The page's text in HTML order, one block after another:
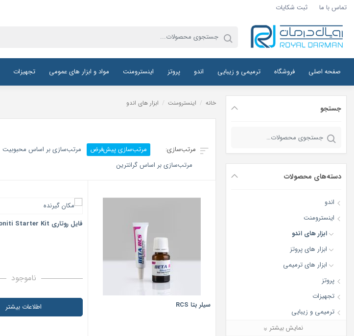
تماس با ما ثبت شکایات
صفحه اصلی فروشگاه ترمیمی و زیبایی اندو پروتز اینسترومنت مواد و ابزار های عمومی تجهیزات
جستجو
جستجو
دسته‌های محصولات
اندو
اینسترومنت
ابزار های اندو
ابزار های پروتز
ابزار های ترمیمی
پروتز
تجهیزات
ترمیمی و زیبایی
سایر محصولاتنمایش بیشتر
خانه / اینسترومنت / ابزار های اندو
مرتب‌سازی پیش‌فرض
مرتب‌سازی بر اساس محبوبیت
مرتب‌سازی بر اساس گرانترین
سیلر بتا RCS
فایل روتاری Neolix-Neoniti Starter Kit
ناموجود
اطلاعات بیشتر